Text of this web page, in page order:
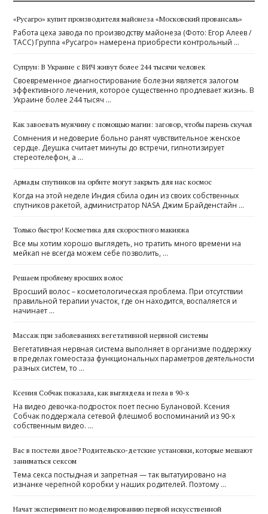
«Русагро» купит производителя майонеза «Московский провансаль»
Работа цеха завода по производству майонеза (Фото: Егор Алеев /
ТАСС) Группа «Русагро» намерена приобрести контрольный …
Супрун: В Украине с ВИЧ живут более 244 тысячи человек
Своевременное диагностирование болезни является залогом
эффективного лечения, которое существенно продлевает жизнь. В
Украине более 244 тысяч …
Как завоевать мужчину с помощью магии: заговор, чтобы парень скучал
Сомнения и недоверие больно ранят чувствительное женское
сердце. Деушка считает минуты до встречи, гипнотизирует
стереотелефон, а …
Армады спутников на орбите могут закрыть для нас космос
Когда на этой неделе Индия сбила один из своих собственных
спутников ракетой, администратор NASA Джим Брайденстайн …
Только быстро! Косметика для скоростного макияжа
Все мы хотим хорошо выглядеть, но тратить много времени на
мейкап не всегда можем себе позволить, …
Решаем проблему вросших волос
Вросший волос – косметологическая проблема. При отсутствии
правильной терапии участок, где он находится, воспаляется и
начинает …
Массаж при заболеваниях вегетативной нервной системы
Вегетативная нервная система выполняет в организме поддержку
в пределах гомеостаза функциональных параметров деятельности
разных систем, то …
Ксения Собчак показала, как выглядела и пела в 90-х
На видео девочка-подросток поет песню Булановой. Ксения
Собчак поддержала сетевой флешмоб воспоминаний из 90-х
собственным видео. …
Вас в постели двое? Родительско-детские установки, которые мешают
заниматься сексом
Тема секса постыдная и запретная — так вытатуировано на
изнанке черепной коробки у наших родителей. Поэтому …
Начат эксперимент по моделированию первой искусственной